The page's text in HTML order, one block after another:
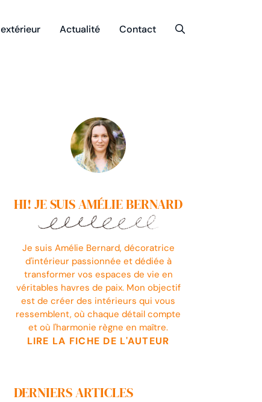
Actualité Contact
HI! JE SUIS AMÉLIE BERNARD
Je suis Amélie Bernard, décoratrice
d'intérieur passionnée et dédiée à
transformer vos espaces de vie en
véritables havres de paix. Mon objectif
est de créer des intérieurs qui vous
ressemblent, où chaque détail compte
et où l'harmonie règne en maître.
LIRE LA FICHE DE L'AUTEUR
DERNIERS ARTICLES